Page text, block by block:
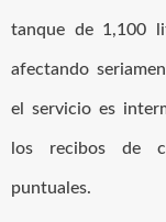
tanque de 1,100
afectando
el servicio es
los recibos de
puntuales.